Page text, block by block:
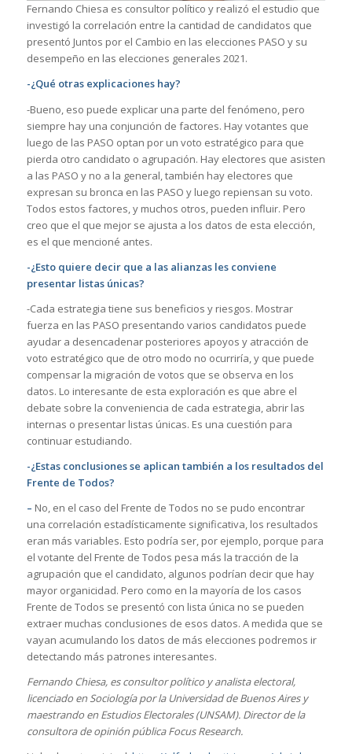
Fernando Chiesa es consultor político y realizó el estudio que
investigó la correlación entre la cantidad de candidatos que
presentó Juntos por el Cambio en las elecciones PASO y su
desempeño en las elecciones generales 2021.
-¿Qué otras explicaciones hay?
-Bueno, eso puede explicar una parte del fenómeno, pero
siempre hay una conjunción de factores. Hay votantes que
luego de las PASO optan por un voto estratégico para que
pierda otro candidato o agrupación. Hay electores que asisten
a las PASO y no a la general, también hay electores que
expresan su bronca en las PASO y luego repiensan su voto.
Todos estos factores, y muchos otros, pueden influir. Pero
creo que el que mejor se ajusta a los datos de esta elección,
es el que mencioné antes.
-¿Esto quiere decir que a las alianzas les conviene
presentar listas únicas?
-Cada estrategia tiene sus beneficios y riesgos. Mostrar
fuerza en las PASO presentando varios candidatos puede
ayudar a desencadenar posteriores apoyos y atracción de
voto estratégico que de otro modo no ocurriría, y que puede
compensar la migración de votos que se observa en los
datos. Lo interesante de esta exploración es que abre el
debate sobre la conveniencia de cada estrategia, abrir las
internas o presentar listas únicas. Es una cuestión para
continuar estudiando.
-¿Estas conclusiones se aplican también a los resultados del
Frente de Todos?
– No, en el caso del Frente de Todos no se pudo encontrar
una correlación estadísticamente significativa, los resultados
eran más variables. Esto podría ser, por ejemplo, porque para
el votante del Frente de Todos pesa más la tracción de la
agrupación que el candidato, algunos podrían decir que hay
mayor organicidad. Pero como en la mayoría de los casos
Frente de Todos se presentó con lista única no se pueden
extraer muchas conclusiones de esos datos. A medida que se
vayan acumulando los datos de más elecciones podremos ir
detectando más patrones interesantes.
Fernando Chiesa, es consultor político y analista electoral,
licenciado en Sociología por la Universidad de Buenos Aires y
maestrando en Estudios Electorales (UNSAM). Director de la
consultora de opinión pública Focus Research.